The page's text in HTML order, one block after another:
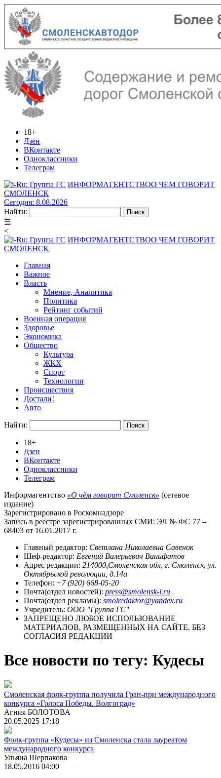
18+
Дзен
ВКонтакте
Одноклассники
Телеграм
ИНФОРМАГЕНТСТВОО ЧЕМ ГОВОРИТ
СМОЛЕНСК
Сегодня: 8.08.2026
Найти:
☰
<
ИНФОРМАГЕНТСТВОО ЧЕМ ГОВОРИТ
СМОЛЕНСК
Главная
Важное
Власть
Мнение, Аналитика
Политика
Рейтинг событий
Военная операция
Здоровье
Экономика
Общество
Культура
ЖКХ
Спорт
Технологии
Происшествия
Достали!
Авто
Найти:
18+
Дзен
ВКонтакте
Одноклассники
Телеграм
Информагентство «О чём говорит Смоленск» (сетевое
издание)
Зарегистрировано в Роскомнадзоре
Запись в реестре зарегистрированных СМИ: ЭЛ № ФС 77 –
68403 от 16.01.2017 г.
Главный редактор: Светлана Николаевна Савенок
Шеф-редактор: Евгений Валерьевич Ванифатов
Адрес редакции: 214000,Смоленская обл, г. Смоленск, ул.
Октябрьской революции, д.14а
Телефон: +7 (920) 668-05-20
Почта(отдел новостей): press@smolensk-i.ru
Почта(отдел рекламы): smolredaktor@yandex.ru
Учредитель: ООО "Группа ГС"
ЗАПРЕЩЕНО ЛЮБОЕ ИСПОЛЬЗОВАНИЕ
МАТЕРИАЛОВ, РАЗМЕЩЕННЫХ НА САЙТЕ, БЕЗ
СОГЛАСИЯ РЕДАКЦИИ
Все новости по тегу: Кудесы
Смоленская фолк-группа получила Гран-при международного
конкурса «Голоса Победы. Волгоград»
Агния БОЛОТОВА
20.05.2025 17:18
Фолк-группа «Кудесы» из Смоленска стала лауреатом
международного конкурса
Ульяна Шерпакова
18.05.2016 04:00